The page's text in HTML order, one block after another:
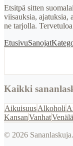
Etsitpä sitten
viisauksia, ajatuksia,
ne tarjolla.
EtusivuSanojat
Kaikki
AikuisuusAlkoholi
KansanVanhat
© 2026